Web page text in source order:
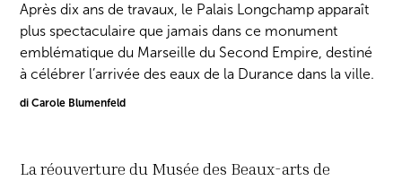
Après dix ans de travaux, le Palais Longchamp apparaît
plus spectaculaire que jamais dans ce monument
emblématique du Marseille du Second Empire, destiné
à célébrer l’arrivée des eaux de la Durance dans la ville.
di Carole Blumenfeld
La réouverture du Musée des Beaux-arts de